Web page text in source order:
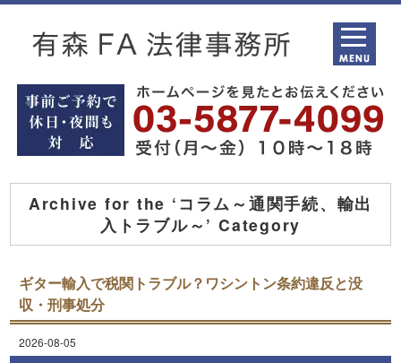
Archive for the ‘コラム～通関手続、輸出
入トラブル～’ Category
ギター輸入で税関トラブル？ワシントン条約違反と没
収・刑事処分
2026-08-05